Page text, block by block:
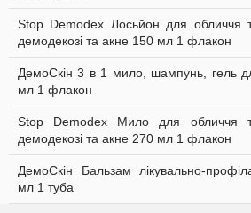
Stop Demodex Лосьйон для обличчя
демодекозі та акне 150 мл 1 флакон
ДемоСкін 3 в 1 мило, шампунь, гель
мл 1 флакон
Stop Demodex Мило для обличчя
демодекозі та акне 270 мл 1 флакон
ДемоСкін Бальзам лікувально-
мл 1 туба